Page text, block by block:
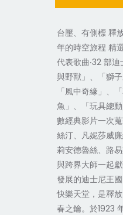
台壓、有側標 釋
年的時空旅程 精
代表歌曲‧32 部
與野獸」、「獅子
「風中奇緣」、
魚」、「玩具總
數經典影片一次
絲汀、凡妮莎威
莉安德魯絲、路
與跨界大師一起
發展的迪士尼王
快樂天堂，是釋
春之鑰。於1923